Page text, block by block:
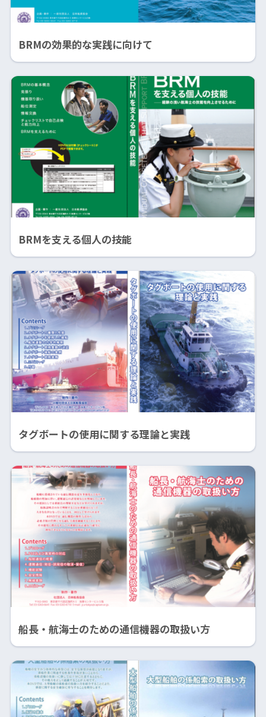
BRMの効果的な実践に向けて
BRMを支える個人の技能
タグボートの使用に関する理論と実践
船長・航海士のための通信機器の取扱い方